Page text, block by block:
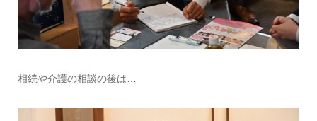
相続や介護の相談の後は…